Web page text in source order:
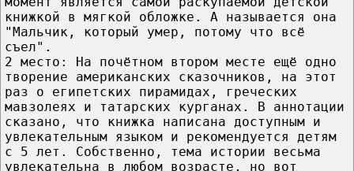
книжкой в мягкой обложке. А называется она
"Мальчик, который умер, потому что всё
съел".
2 место: На почётном втором месте ещё одно
творение американских сказочников, на этот
раз о египетских пирамидах, греческих
мавзолеях и татарских курганах. В аннотации
сказано, что книжка написана доступным и
увлекательным языком и рекомендуется детям
с 5 лет. Собственно, тема истории весьма
увлекательна в любом возрасте, но вот